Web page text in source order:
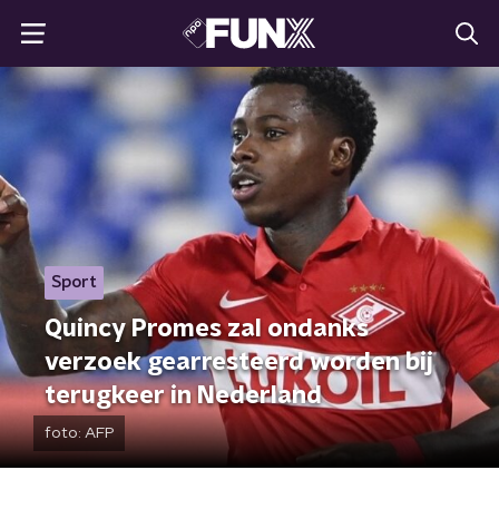
Sport
Quincy Promes zal ondanks
verzoek gearresteerd worden bij
terugkeer in Nederland
foto: AFP